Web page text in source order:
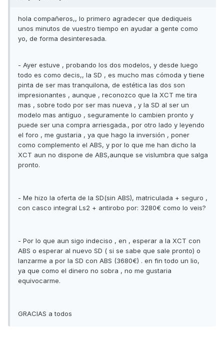
hola compañeros,, lo primero agradecer que dediqueis
unos minutos de vuestro tiempo en ayudar a gente como
yo, de forma desinteresada.
- Ayer estuve , probando los dos modelos, y desde luego
todo es como decis,, la SD , es mucho mas cómoda y tiene
pinta de ser mas tranquilona, de estética las dos son
impresionantes , aunque , reconozco que la XCT me tira
mas , sobre todo por ser mas nueva , y la SD al ser un
modelo mas antiguo , seguramente lo cambien pronto y
puede ser una compra arriesgada., por otro lado y leyendo
el foro , me gustaria , ya que hago la inversión , poner
como complemento el ABS, y por lo que me han dicho la
XCT aun no dispone de ABS,aunque se vislumbra que salga
pronto.
- Me hizo la oferta de la SD(sin ABS), matriculada + seguro ,
con casco integral Ls2 + antirobo por: 3280€ como lo veis?
- Por lo que aun sigo indeciso , en , esperar a la XCT con
ABS o esperar al nuevo SD ( si se sabe que sale pronto) o
lanzarme a por la SD con ABS (3680€) . en fin todo un lio,
ya que como el dinero no sobra , no me gustaria
equivocarme.
GRACIAS a todos